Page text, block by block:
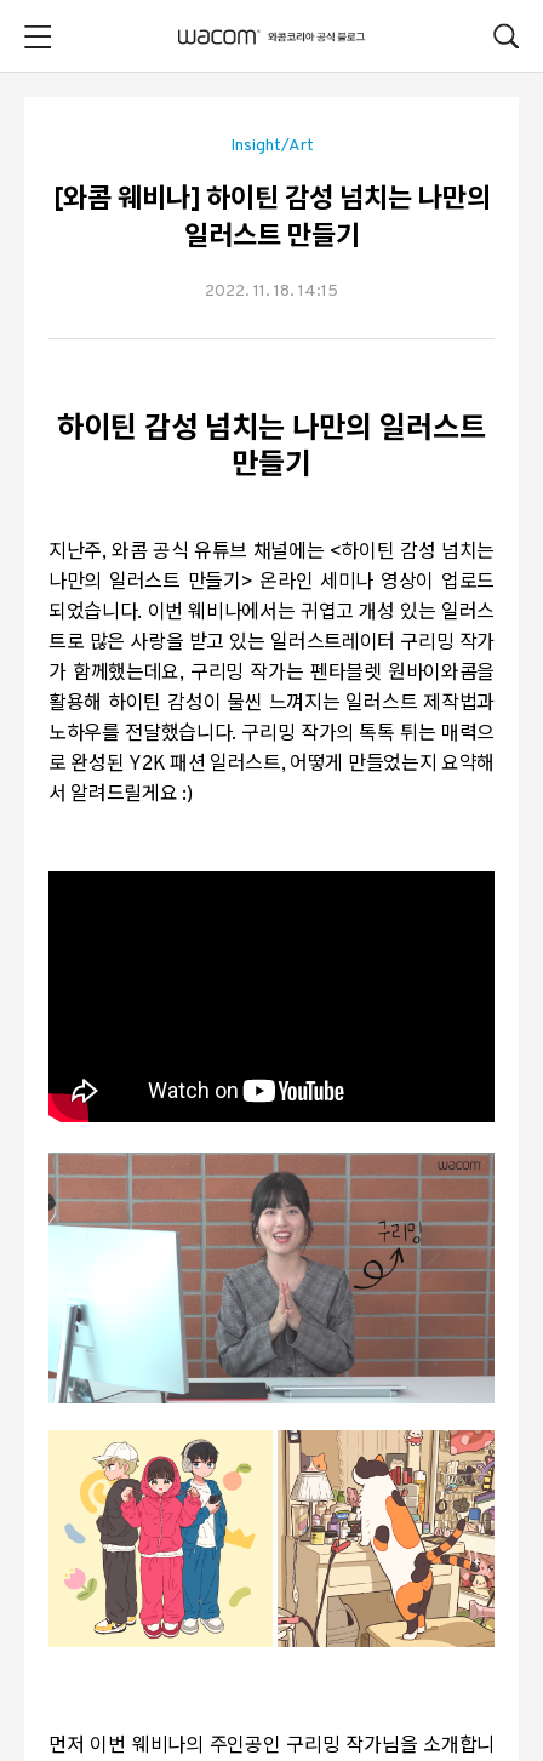
Insight/Art
[와콤 웨비나] 하이틴 감성 넘치는 나만의
일러스트 만들기
2022. 11. 18. 14:15
하이틴 감성 넘치는 나만의 일러스트
만들기
지난주, 와콤 공식 유튜브 채널에는 <하이틴 감성 넘치는
나만의 일러스트 만들기> 온라인 세미나 영상이 업로드
되었습니다. 이번 웨비나에서는 귀엽고 개성 있는 일러스
트로 많은 사랑을 받고 있는 일러스트레이터 구리밍 작가
가 함께했는데요, 구리밍 작가는 펜타블렛 원바이와콤을
활용해 하이틴 감성이 물씬 느껴지는 일러스트 제작법과
노하우를 전달했습니다. 구리밍 작가의 톡톡 튀는 매력으
로 완성된 Y2K 패션 일러스트, 어떻게 만들었는지 요약해
서 알려드릴게요 :)
먼저 이번 웨비나의 주인공인 구리밍 작가님을 소개합니